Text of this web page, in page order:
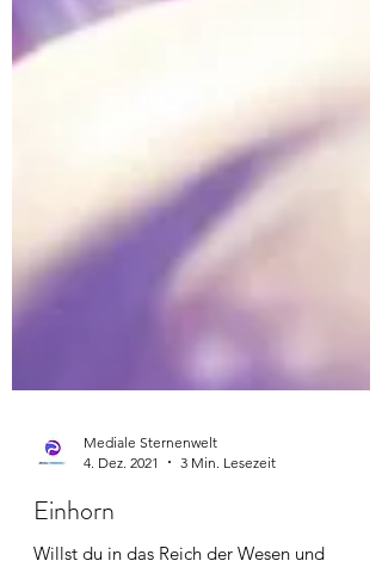
4. Dez. 2021